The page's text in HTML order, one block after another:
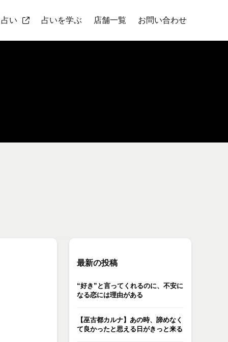
い 占いを学ぶ 店舗一覧 お問い合わせ
最新の投稿
“好き”と言ってくれるのに、不安に
なる恋には理由がある
【巫古都カルナ】あの時、諦めなく
て良かったと思える日がきっと来る